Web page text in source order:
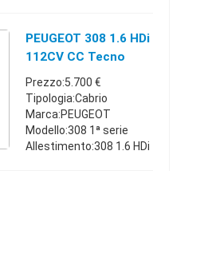
Km:75.000 - 79.999
Classe emissioni:Euro 6
PEUGEOT 308 1.6 HDi
112CV CC Tecno
Prezzo:5.700 €
Tipologia:Cabrio
Marca:PEUGEOT
Modello:308 1ª serie
Allestimento:308 1.6 HDi